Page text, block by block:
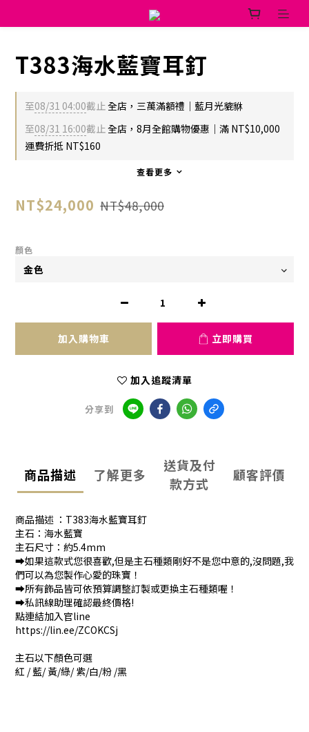
T383海水藍寶耳釘
至08/31 04:00截止全店，三萬滿額禮｜藍月光貔貅
至08/31 16:00截止全店，8月全館購物優惠｜滿 NT$10,000
運費折抵 NT$160
查看更多
NT$24,000 NT$48,000
顏色
加入購物車 立即購買
加入追蹤清單
分享到
商品描述 了解更多
送貨及付
款方式
顧客評價
商品描述 ：T383海水藍寶耳釘
主石：海水藍寶
主石尺寸：約5.4mm
➡️如果這款式您很喜歡,但是主石種類剛好不是您中意的,沒問題,我
們可以為您製作心愛的珠寶！
➡️所有飾品皆可依預算調整訂製或更換主石種類喔！
➡️私訊線助理確認最終價格!
點連結加入官line
https://lin.ee/ZCOKCSj
主石以下顏色可選
紅 / 藍/ 黃/綠/ 紫/白/粉 /黑